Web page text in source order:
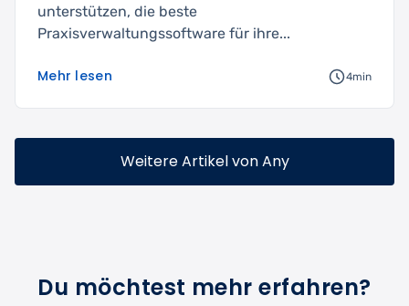
unterstützen, die beste
Praxisverwaltungssoftware für ihre...
Mehr lesen 4min
Weitere Artikel von Any
Du möchtest mehr erfahren?